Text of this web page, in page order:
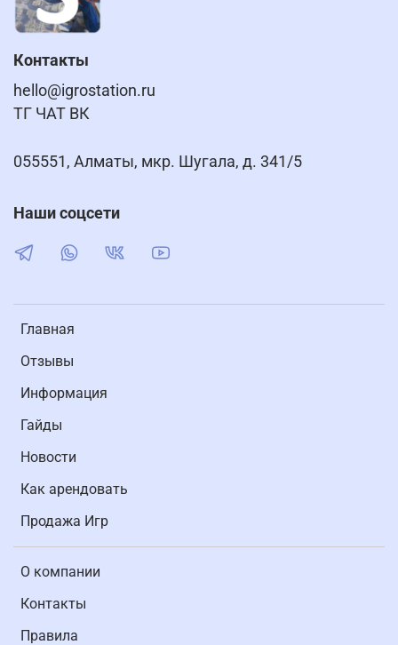
Главная
Отзывы
Информация
Гайды
Новости
Как арендовать
Продажа Игр
О компании
Контакты
Правила
Контакты
hello@igrostation.ru
ТГ ЧАТ ВК
055551, Алматы, мкр. Шугала, д. 341/5
Наши соцсети